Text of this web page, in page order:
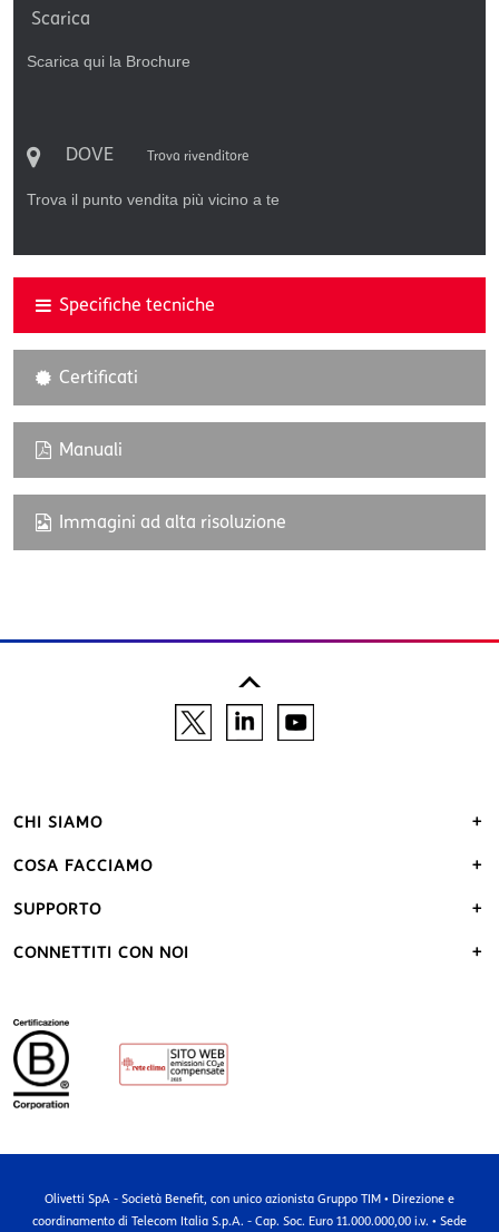
Scarica
Scarica qui la Brochure
DOVE Trova rivenditore
Trova il punto vendita più vicino a te
Specifiche tecniche
Certificati
Manuali
Immagini ad alta risoluzione
CHI SIAMO
COSA FACCIAMO
SUPPORTO
CONNETTITI CON NOI
Olivetti SpA - Società Benefit, con unico azionista Gruppo TIM • Direzione e
coordinamento di Telecom Italia S.p.A. - Cap. Soc. Euro 11.000.000,00 i.v. • Sede